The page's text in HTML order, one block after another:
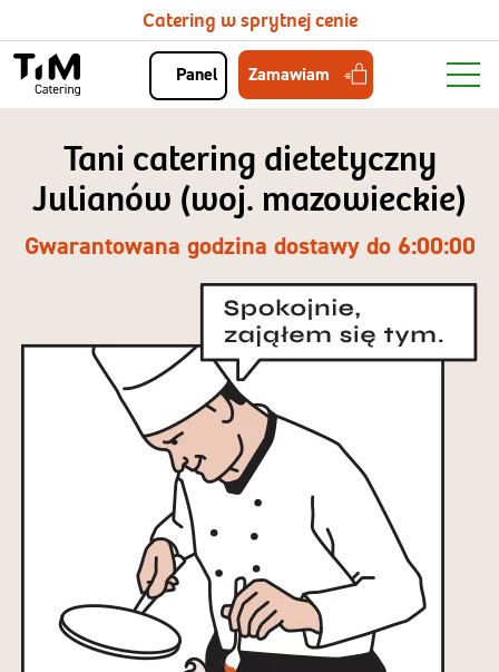
Catering w sprytnej cenie
Panel Zamawiam
Tani catering dietetyczny
Julianów (woj. mazowieckie)
Gwarantowana godzina dostawy do 6:00:00